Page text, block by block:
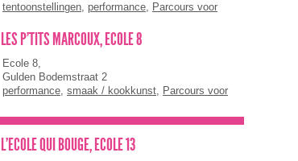
tentoonstellingen, performance, Parcours voor
LES P'TITS MARCOUX, ECOLE 8
Ecole 8,
Gulden Bodemstraat 2
performance, smaak / kookkunst, Parcours voor
L'ECOLE QUI BOUGE, ECOLE 13